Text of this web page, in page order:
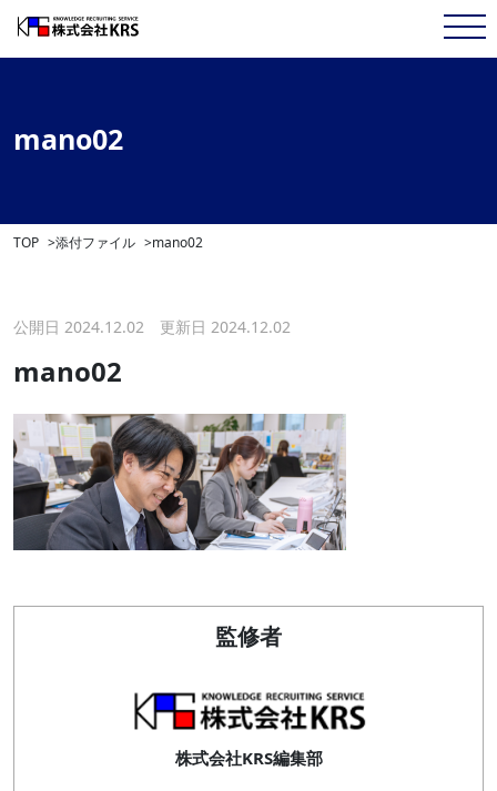
mano02
TOP 添付ファイル mano02
公開日 2024.12.02 更新日 2024.12.02
mano02
監修者
株式会社KRS編集部